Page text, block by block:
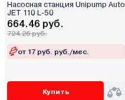
Насосная станция Unipump Auto
JET 110 L-50
664.46 руб.
724.26 руб.
от 17 руб. руб./мес.
Купить